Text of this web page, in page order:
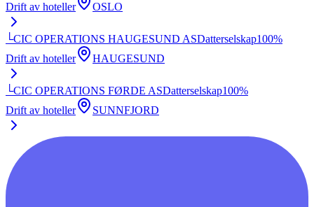
Drift av hoteller
OSLO
└CIC OPERATIONS HAUGESUND ASDatterselskap100%
Drift av hoteller
HAUGESUND
└CIC OPERATIONS FØRDE ASDatterselskap100%
Drift av hoteller
SUNNFJORD